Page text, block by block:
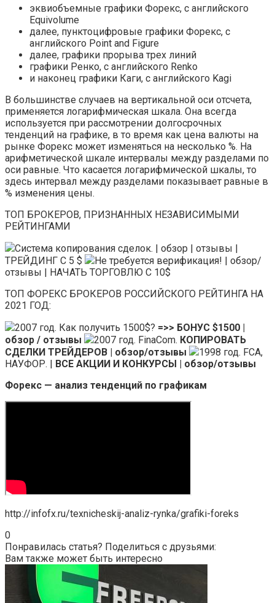
эквиобъемные графики Форекс, с английского
Equivolume
далее, пунктоцифровые графики Форекс, с
английского Point and Figure
далее, графики прорыва трех линий
графики Ренко, с английского Renko
и наконец графики Каги, с английского Kagi
В большинстве случаев на вертикальной оси отсчета,
применяется логарифмическая шкала. Она всегда
используется при рассмотрении долгосрочных
тенденций на графике, в то время как цена валюты на
рынке Форекс может изменяться на несколько %. На
арифметической шкале интервалы между разделами по
оси равные. Что касается логарифмической шкалы, то
здесь интервал между разделами показывает равные в
% изменения цены.
ТОП БРОКЕРОВ, ПРИЗНАННЫХ НЕЗАВИСИМЫМИ
РЕЙТИНГАМИ
Система копирования сделок. | обзор | отзывы |
ТРЕЙДИНГ С 5 $
Не требуется верификация! | обзор/
отзывы | НАЧАТЬ ТОРГОВЛЮ С 10$
ТОП ФОРЕКС БРОКЕРОВ РОССИЙСКОГО РЕЙТИНГА НА
2021 ГОД:
2007 год. Как получить 1500$? =>> БОНУС $1500 |
обзор / отзывы
2007 год. FinaCom. КОПИРОВАТЬ
СДЕЛКИ ТРЕЙДЕРОВ | обзор/отзывы
1998 год. FCA,
НАУФОР. | ВСЕ АКЦИИ И КОНКУРСЫ | обзор/отзывы
Форекс — анализ тенденций по графикам
http://infofx.ru/texnicheskij-analiz-rynka/grafiki-foreks
0
Понравилась статья? Поделиться с друзьями:
Вам также может быть интересно